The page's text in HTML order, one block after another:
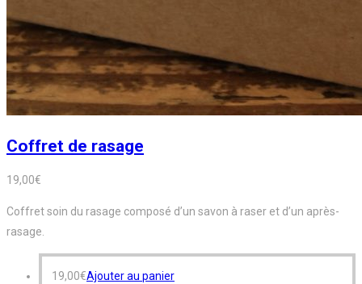
Coffret de rasage
19,00€
Coffret soin du rasage composé d’un savon à raser et d’un après-
rasage.
19,00€Ajouter au panier